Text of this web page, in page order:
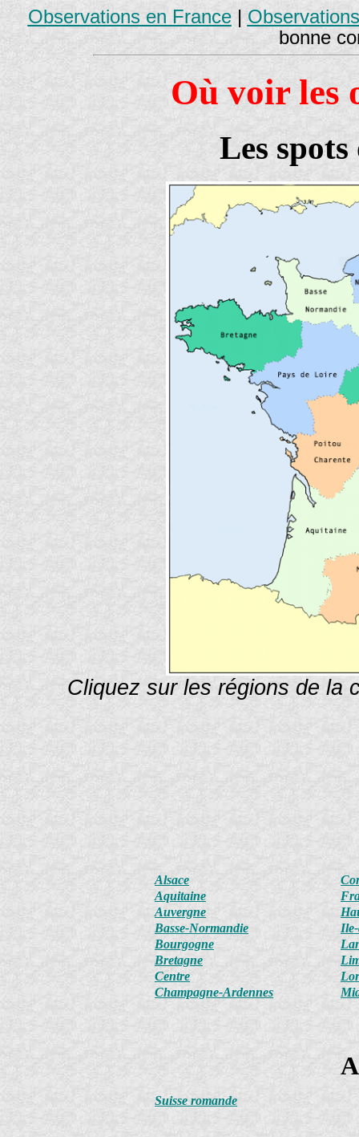
Observations en France|
bonne
Où voir les
Les
Cliquez sur les régions de la
Alsace
Aquitaine
Auvergne
Basse-Normandie
Bourgogne
Bretagne
Centre
Champagne-Ardennes
Suisse romande